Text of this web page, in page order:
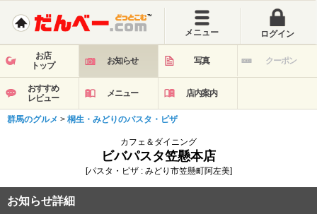
メニュー ログイン
お店
トップ
お知らせ 写真 クーポン
おすすめ
レビュー
メニュー 店内案内
群馬のグルメ > 桐生・みどりのパスタ・ピザ
カフェ＆ダイニング
ビバパスタ笠懸本店
[パスタ・ピザ : みどり市笠懸町阿左美]
お知らせ詳細